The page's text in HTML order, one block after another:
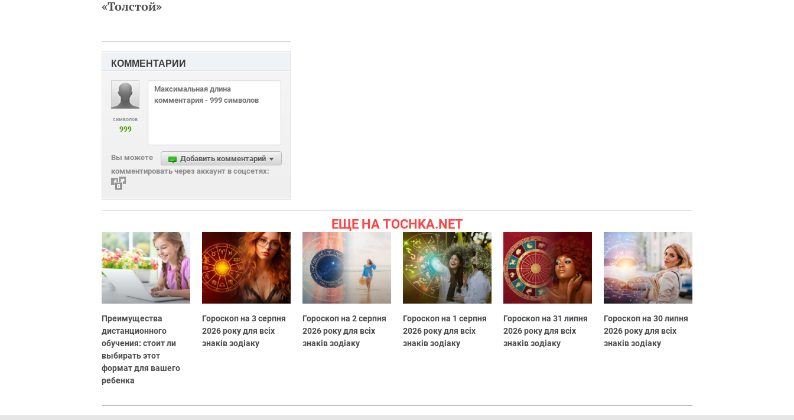
«Толстой»
КОММЕНТАРИИ
символов
999
Добавить комментарий
Вы можете
комментировать через аккаунт в соцсетях:
ЕЩЕ НА TOCHKA.NET
Преимущества
дистанционного
обучения: стоит ли
выбирать этот
формат для вашего
ребенка
Гороскоп на 3 серпня
2026 року для всіх
знаків зодіаку
Гороскоп на 2 серпня
2026 року для всіх
знаків зодіаку
Гороскоп на 1 серпня
2026 року для всіх
знаків зодіаку
Гороскоп на 31 липня
2026 року для всіх
знаків зодіаку
Гороскоп на 30 липня
2026 року для всіх
знаків зодіаку